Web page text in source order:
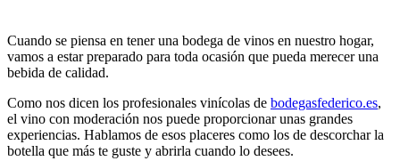
Cuando se piensa en tener una bodega de vinos en nuestro hogar,
vamos a estar preparado para toda ocasión que pueda merecer una
bebida de calidad.
Como nos dicen los profesionales vinícolas de bodegasfederico.es,
el vino con moderación nos puede proporcionar unas grandes
experiencias. Hablamos de esos placeres como los de descorchar la
botella que más te guste y abrirla cuando lo desees.